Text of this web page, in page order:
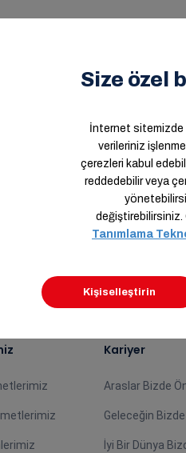
KARŞISI
keşfedin,
Kariyer
Araslar Bizde
Geleceğin
İyi Bir Dünya